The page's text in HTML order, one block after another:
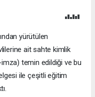
yürütülen
ait sahte kimlik
temin edildiği ve bu
ile çeşitli eğitim